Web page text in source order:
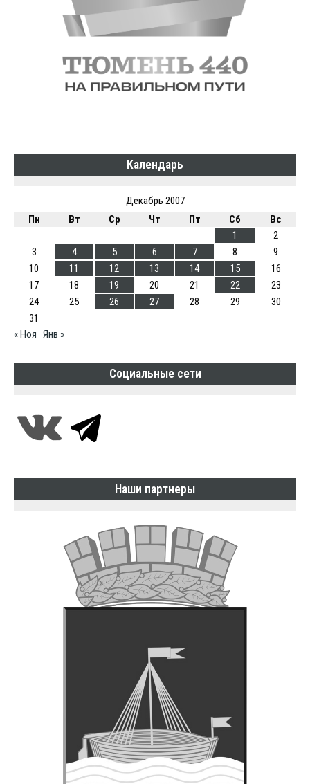
Календарь
Декабрь 2007
Пн
Вт Ср Чт Пт Сб
Вс
1
2
3
4 5 6 7 8
9
10
11 12 13 14 15
16
17
18 19 20 21 22
23
24
25 26 27 28 29
30
31
« Ноя Янв »
Социальные сети
Наши партнеры